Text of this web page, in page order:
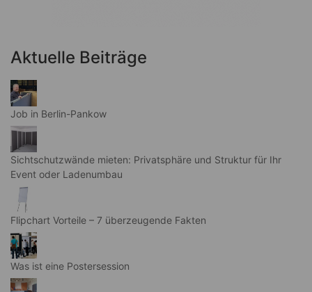
Aktuelle Beiträge
Job in Berlin-Pankow
Sichtschutzwände mieten: Privatsphäre und Struktur für Ihr
Event oder Ladenumbau
Flipchart Vorteile – 7 überzeugende Fakten
Was ist eine Postersession